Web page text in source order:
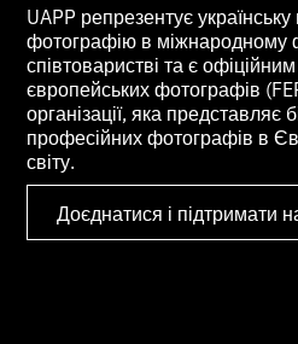
UAPP репрезентує
фотографію в міжнародному
співтоваристві та є
європейських фотографів
організації, яка
професійних фотографів в
світу.
Доєднатися і підтримати